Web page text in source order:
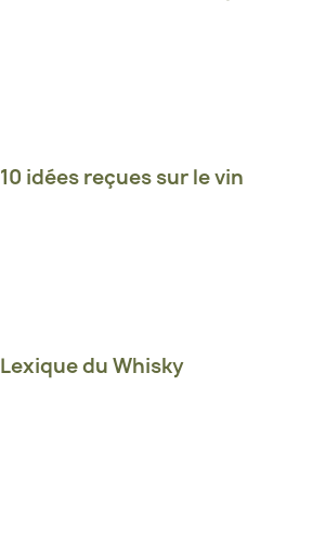
10 idées reçues sur le vin
Lexique du Whisky